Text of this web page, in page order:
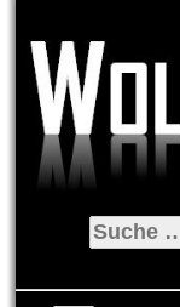
Suche
nach: